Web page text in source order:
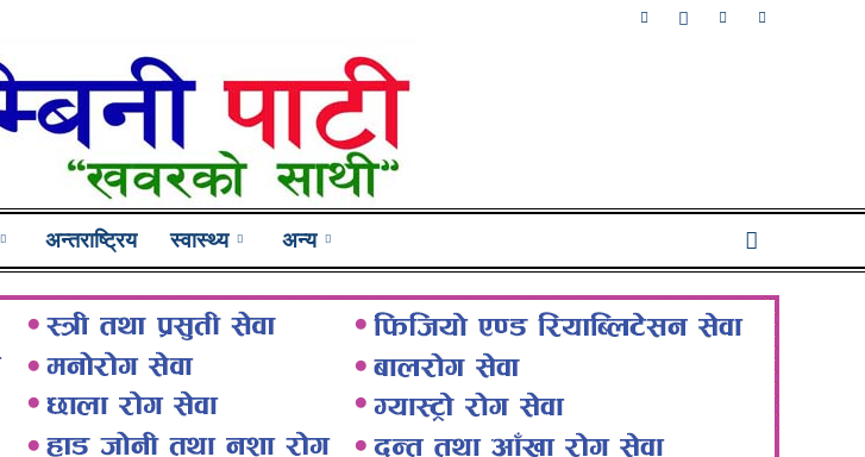
Lumbini
Pati
अन्तराष्ट्रिय स्वास्थ्य अन्य